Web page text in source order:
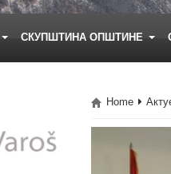
СКУПШТИНА ОПШТИНЕ
Home